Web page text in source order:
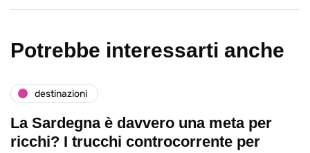
Potrebbe interessarti anche
destinazioni
La Sardegna è davvero una meta per
ricchi? I trucchi controcorrente per